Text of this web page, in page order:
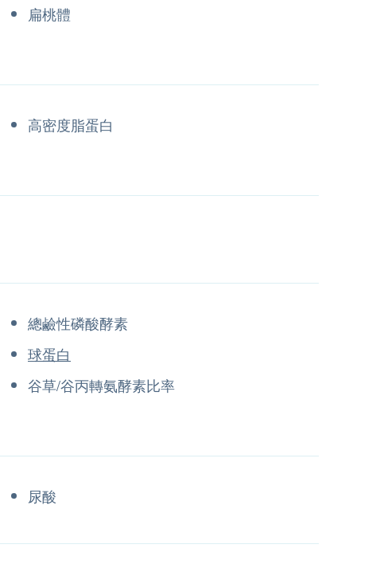
扁桃體
高密度脂蛋白
總鹼性磷酸酵素
球蛋白
谷草/谷丙轉氨酵素比率
尿酸